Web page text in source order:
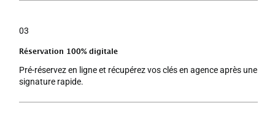
03
Réservation 100% digitale
Pré-réservez en ligne et récupérez vos clés en agence après une
signature rapide.